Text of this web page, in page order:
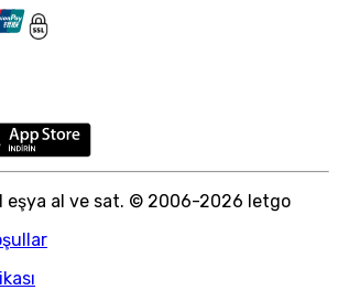
eşya al ve sat. © 2006-2026 letgo